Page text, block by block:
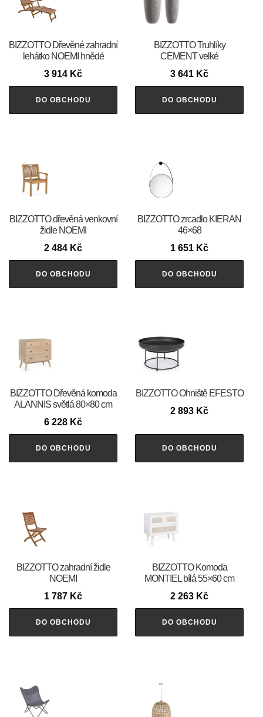
BIZZOTTO Dřevěné zahradní
lehátko NOEMI hnědé
3 914 Kč
DO OBCHODU
BIZZOTTO Truhlíky
CEMENT velké
3 641 Kč
DO OBCHODU
BIZZOTTO dřevěná venkovní
židle NOEMI
2 484 Kč
DO OBCHODU
BIZZOTTO zrcadlo KIERAN
46×68
1 651 Kč
DO OBCHODU
BIZZOTTO Dřevěná komoda
ALANNIS světlá 80×80 cm
6 228 Kč
DO OBCHODU
BIZZOTTO Ohniště EFESTO
2 893 Kč
DO OBCHODU
BIZZOTTO zahradní židle
NOEMI
1 787 Kč
DO OBCHODU
BIZZOTTO Komoda
MONTIEL bílá 55×60 cm
2 263 Kč
DO OBCHODU